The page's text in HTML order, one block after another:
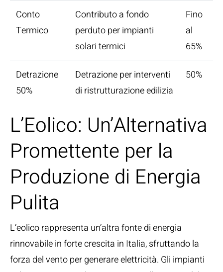
Conto
Termico
Contributo a fondo
perduto per impianti
solari termici
Fino
al
65%
Detrazione
50%
Detrazione per interventi
di ristrutturazione edilizia
50%
L’Eolico: Un’Alternativa
Promettente per la
Produzione di Energia
Pulita
L’eolico rappresenta un’altra fonte di energia
rinnovabile in forte crescita in Italia, sfruttando la
forza del vento per generare elettricità. Gli impianti